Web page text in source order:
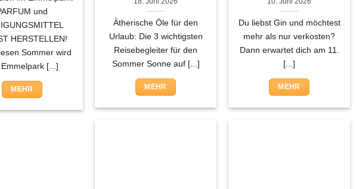
und
HERSTELLEN!
Sommer wird
[...]
MEHR
Ätherische Öle für den
Urlaub: Die 3 wichtigsten
Reisebegleiter für den
Sommer Sonne auf [...]
MEHR
Du liebst Gin und möchtest
mehr als nur verkosten?
Dann erwartet dich am 11.
[...]
MEHR